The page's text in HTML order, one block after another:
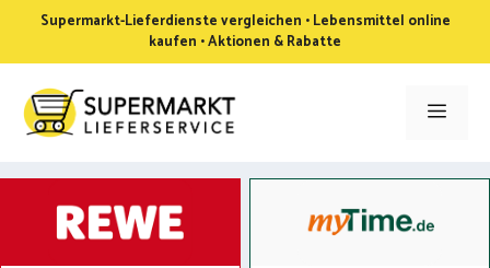
springen
Supermarkt-Lieferdienste vergleichen • Lebensmittel online
kaufen • Aktionen & Rabatte
Menü